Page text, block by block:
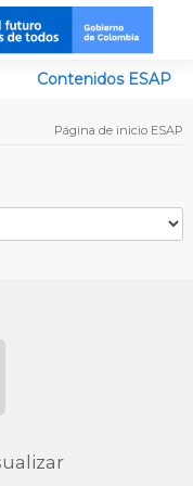
Contenidos ESAP
Página de inicio ESAP